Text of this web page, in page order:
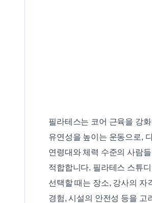
필라테스는 코어 근육을 강
유연성을 높이는 운동으로,
연령대와 체력 수준의 사람들
적합합니다. 필라테스 스튜
선택할 때는 장소, 강사의 자
경험, 시설의 안전성 등을 고